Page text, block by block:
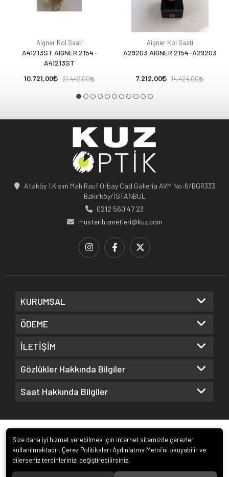
Aigner Kol Saati
A41213ST AIGNER 2154-
A41213ST
10.721,00
21.442,00
Aigner Kol Saati
A29203 AIGNER 2154-A29203
7.212,00 14.424,00
Ataköy 1.Kısım Mah.Rauf Orbay Cad.Galleria AVM No:6/BGR333
Bakırköy/İSTANBUL
0212 560 47 23
musterihizmetleri@kuz.com
KURUMSAL
ÖDEME
İLETİŞİM
Gözlükler Hakkında Bilgiler
Saat Hakkında Bilgiler
Size daha iyi hizmet verebilmek için internet sitemizde çerezler
kullanılmaktadır. Çerez Politikaları Aydınlatma Metni’ni okuyabilir ve
dilerseniz tercihlerinizi değiştirebilirsiniz.